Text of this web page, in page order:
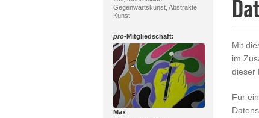
Gegenwartskunst, Abstrakte
Kunst
pro-Mitgliedschaft:
Max
Mit
im
dieser
Für